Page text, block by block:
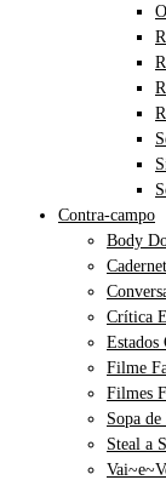
Contra-campo
Body
Crítica
Estados
Filme
Filmes
Sopa de
Steal a